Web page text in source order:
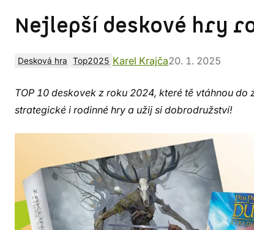
Nejlepší deskové hry
Desková hra Top2025 Karel Krajča20. 1. 2025
TOP 10 deskovek z roku 2024, které tě vtáhnou
strategické i rodinné hry a užij si dobrodružství!